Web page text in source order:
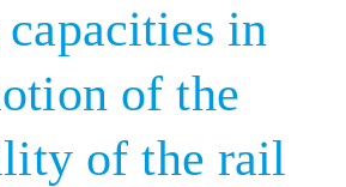
in
of the
of the rail